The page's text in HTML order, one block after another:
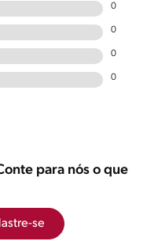
0
0
0
0
para nós o que
se